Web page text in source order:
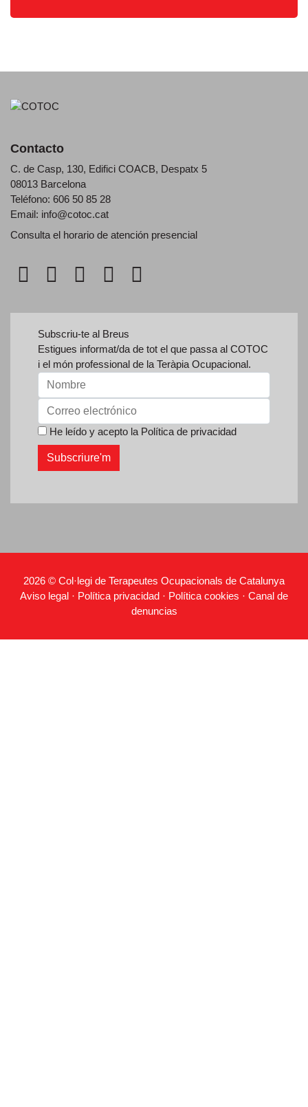
Contacto
C. de Casp, 130, Edifici COACB, Despatx 5
08013 Barcelona
Teléfono: 606 50 85 28
Email: info@cotoc.cat
Consulta el horario de atención presencial
Subscriu-te al Breus
Estigues informat/da de tot el que passa al COTOC
i el món professional de la Teràpia Ocupacional.
He leído y acepto la Política de privacidad
2026 © Col·legi de Terapeutes Ocupacionals de Catalunya
Aviso legal · Política privacidad · Política cookies · Canal de
denuncias